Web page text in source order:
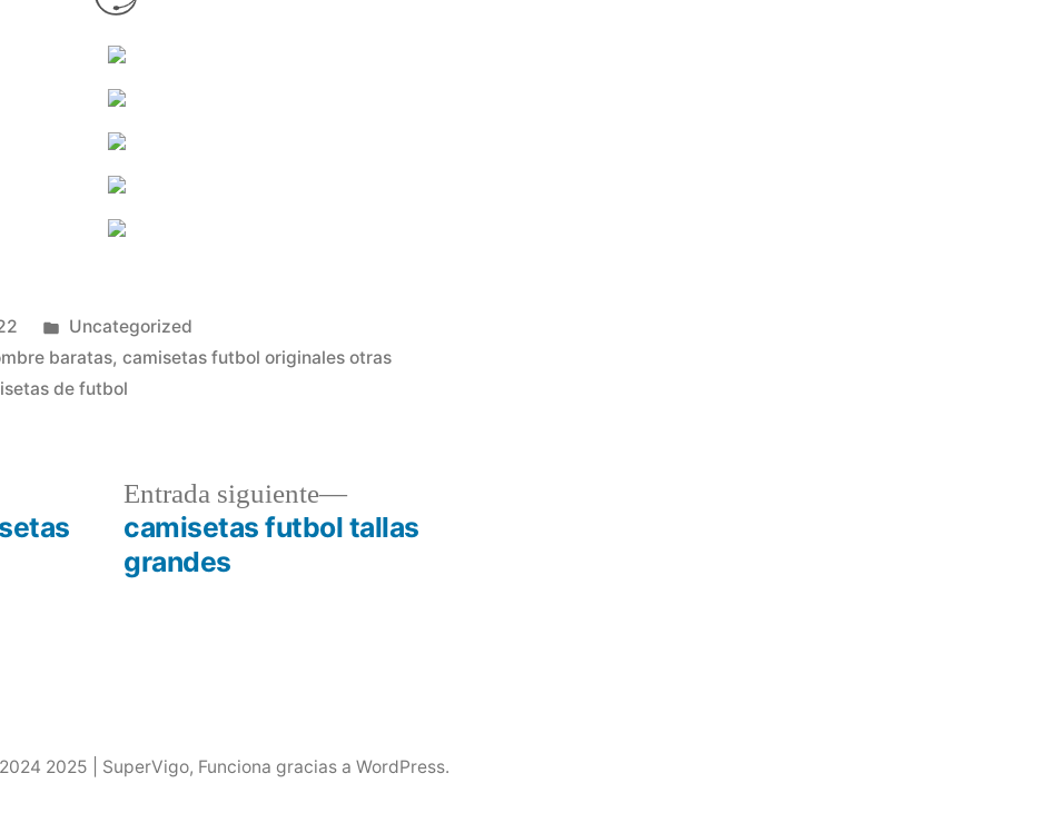
Publicado
en
Uncategorized
baratas,camisetas futbol originales otras
de futbol
Entrada siguiente
Entrada
siguiente:
camisetas futbol tallas
grandes
2025 | SuperVigo, Funciona gracias a WordPress.